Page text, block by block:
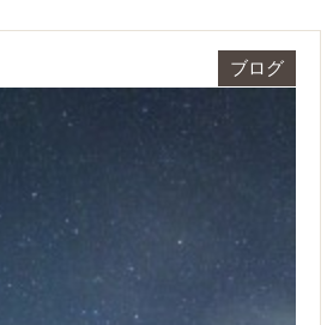
ブログ